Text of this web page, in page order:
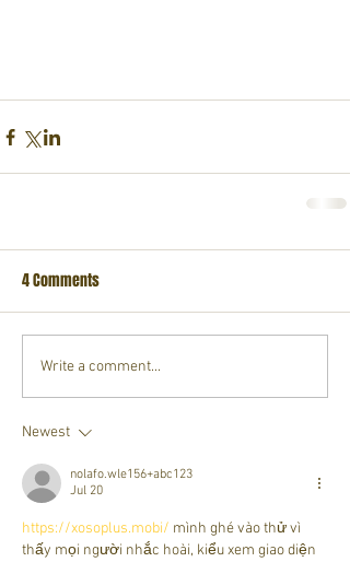
4 Comments
Write a comment...
Newest
nolafo.wle156+abc123
Jul 20
https://xosoplus.mobi/ mình ghé vào thử vì
thấy mọi người nhắc hoài, kiểu xem giao diện